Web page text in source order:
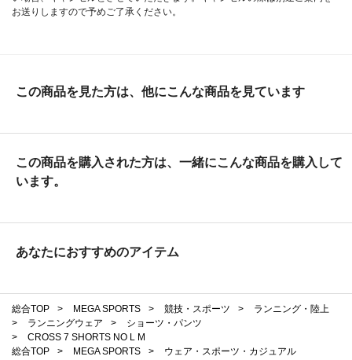
お送りしますので予めご了承ください。
この商品を見た方は、他にこんな商品を見ています
この商品を購入された方は、一緒にこんな商品を購入して
います。
あなたにおすすめのアイテム
総合TOP > MEGA SPORTS > 競技・スポーツ >
ランニング・陸上
>
ランニングウェア >
ショーツ・パンツ
>
CROSS 7 SHORTS NO L M
総合TOP
> MEGA SPORTS >
ウェア・スポーツ・カジュアル